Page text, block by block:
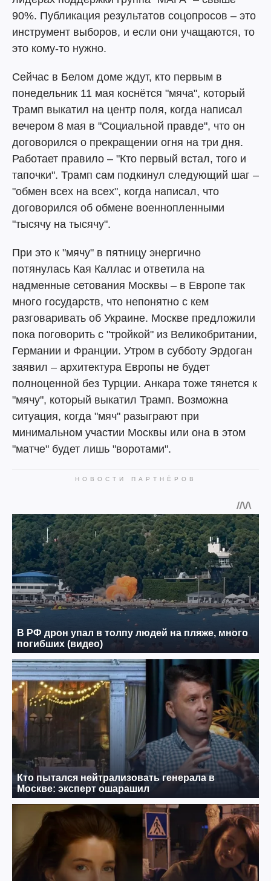
90%. Публикация результатов соцопросов – это
инструмент выборов, и если они учащаются, то
это кому-то нужно.
Сейчас в Белом доме ждут, кто первым в
понедельник 11 мая коснётся "мяча", который
Трамп выкатил на центр поля, когда написал
вечером 8 мая в "Социальной правде", что он
договорился о прекращении огня на три дня.
Работает правило – "Кто первый встал, того и
тапочки". Трамп сам подкинул следующий шаг –
"обмен всех на всех", когда написал, что
договорился об обмене военнопленными
"тысячу на тысячу".
При это к "мячу" в пятницу энергично
потянулась Кая Каллас и ответила на
надменные сетования Москвы – в Европе так
много государств, что непонятно с кем
разговаривать об Украине. Москве предложили
пока поговорить с "тройкой" из Великобритании,
Германии и Франции. Утром в субботу Эрдоган
заявил – архитектура Европы не будет
полноценной без Турции. Анкара тоже тянется к
"мячу", который выкатил Трамп. Возможна
ситуация, когда "мяч" разыграют при
минимальном участии Москвы или она в этом
"матче" будет лишь "воротами".